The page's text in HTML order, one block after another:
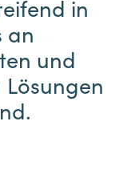
in
an
und